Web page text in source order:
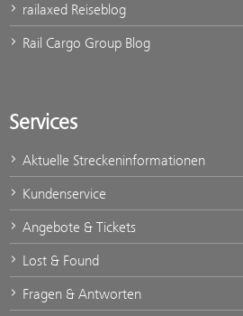
railaxed Reiseblog
Rail Cargo Group Blog
Services
Aktuelle Streckeninformationen
Kundenservice
Angebote & Tickets
Lost & Found
Fragen & Antworten